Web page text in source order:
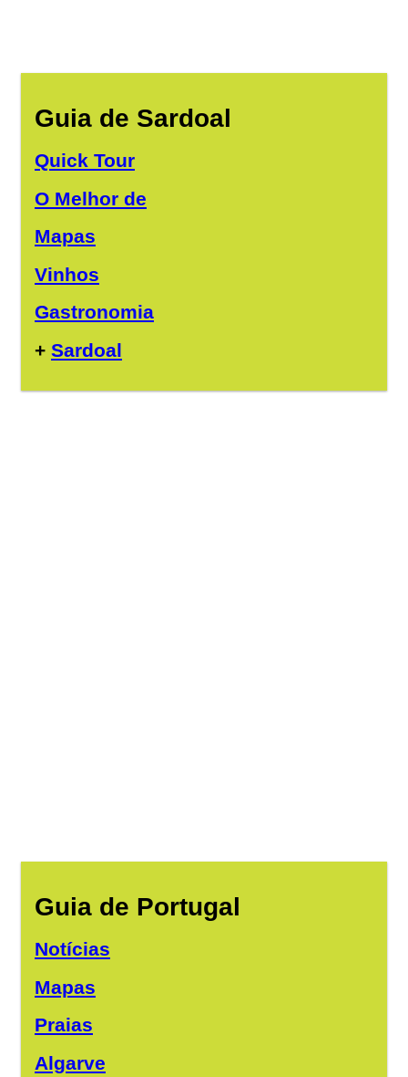
Guia de Sardoal
Quick Tour
O Melhor de
Mapas
Vinhos
Gastronomia
+ Sardoal
Guia de Portugal
Notícias
Mapas
Praias
Algarve